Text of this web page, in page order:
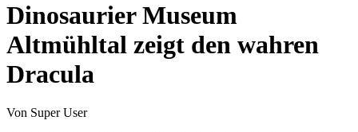
Dinosaurier Museum
Altmühltal zeigt den wahren
Dracula
Von Super User